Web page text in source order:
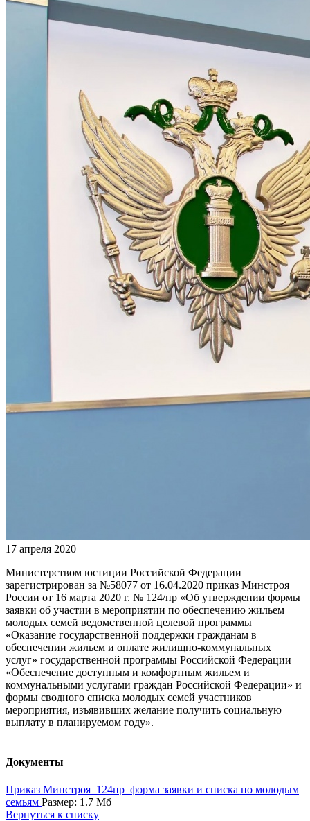
17 апреля 2020
Министерством юстиции Российской Федерации
зарегистрирован за №58077 от 16.04.2020 приказ Минстроя
России от 16 марта 2020 г. № 124/пр «Об утверждении формы
заявки об участии в мероприятии по обеспечению жильем
молодых семей ведомственной целевой программы
«Оказание государственной поддержки гражданам в
обеспечении жильем и оплате жилищно-коммунальных
услуг» государственной программы Российской Федерации
«Обеспечение доступным и комфортным жильем и
коммунальными услугами граждан Российской Федерации» и
формы сводного списка молодых семей участников
мероприятия, изъявивших желание получить социальную
выплату в планируемом году».
Документы
Приказ Минстроя_124пр_форма заявки и списка по молодым
семьям Размер: 1.7 Мб
Вернуться к списку